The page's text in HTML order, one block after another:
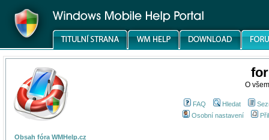
O
FAQ Hledat
Osobní nastavení
Obsah fóra WMHelp.cz